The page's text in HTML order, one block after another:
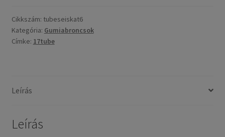
2.50-
2.75-
3.00-
17
egyenes
mennyiség
Cikkszám: tubeseiskat6
Kategória: Gumiabroncsok
Címke: 17tube
Leírás
Leírás